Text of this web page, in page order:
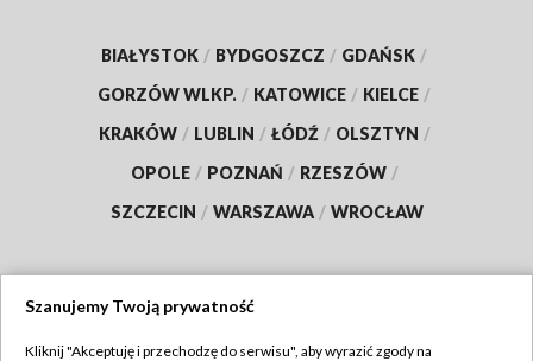
BIAŁYSTOK / BYDGOSZCZ / GDAŃSK /
GORZÓW WLKP. / KATOWICE / KIELCE /
KRAKÓW / LUBLIN / ŁÓDŹ / OLSZTYN /
OPOLE / POZNAŃ / RZESZÓW /
SZCZECIN / WARSZAWA / WROCŁAW
Szanujemy Twoją prywatność
Kliknij "Akceptuję i przechodzę do serwisu", aby wyrazić zgody na